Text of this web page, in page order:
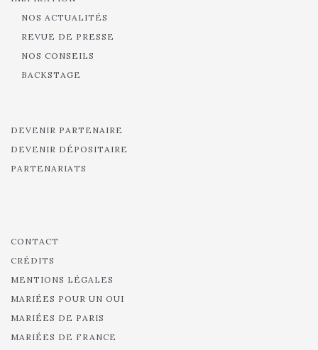
NOS ACTUALITÉS
REVUE DE PRESSE
NOS CONSEILS
BACKSTAGE
DEVENIR PARTENAIRE
DEVENIR DÉPOSITAIRE
PARTENARIATS
CONTACT
CRÉDITS
MENTIONS LÉGALES
MARIÉES POUR UN OUI
MARIÉES DE PARIS
MARIÉES DE FRANCE